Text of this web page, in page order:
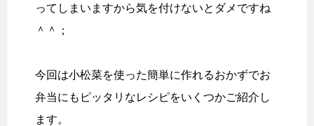
ってしまいますから気を付けないとダメですね
＾＾；
今回は小松菜を使った簡単に作れるおかずでお
弁当にもピッタリなレシピをいくつかご紹介し
ます。